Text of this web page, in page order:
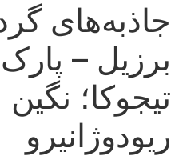
جاذبه‌های
برزیل –
تیجوکا؛
ریودوژانیرو